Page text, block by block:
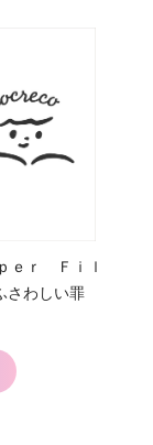
ｅｒ Ｆｉｌ
わしい罪